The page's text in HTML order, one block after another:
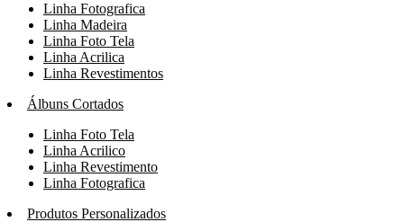
Linha Fotografica
Linha Madeira
Linha Foto Tela
Linha Acrilica
Linha Revestimentos
Álbuns Cortados
Linha Foto Tela
Linha Acrilico
Linha Revestimento
Linha Fotografica
Produtos Personalizados